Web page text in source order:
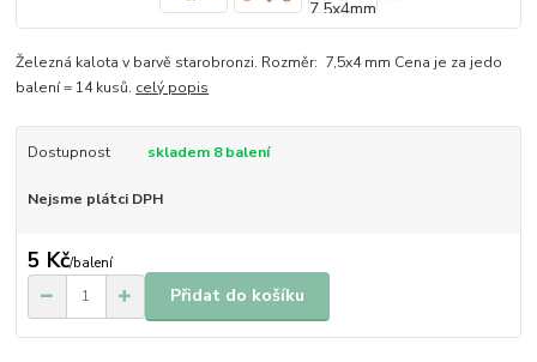
Železná kalota v barvě starobronzi. Rozměr: 7,5x4 mm Cena je za jedo
balení = 14 kusů. celý popis
Dostupnost skladem 8 balení
Nejsme plátci DPH
5 Kč/balení
Přidat do košíku